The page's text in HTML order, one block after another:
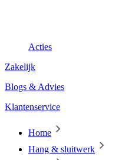
Acties
Zakelijk
Blogs & Advies
Klantenservice
Home
Hang & sluitwerk